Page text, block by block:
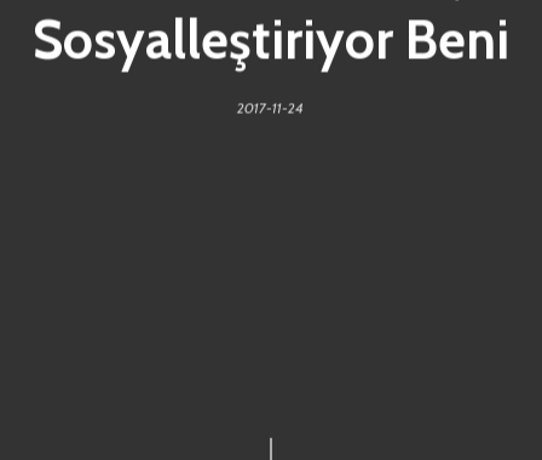
Sosyalleştiriyor Beni
2017-11-24